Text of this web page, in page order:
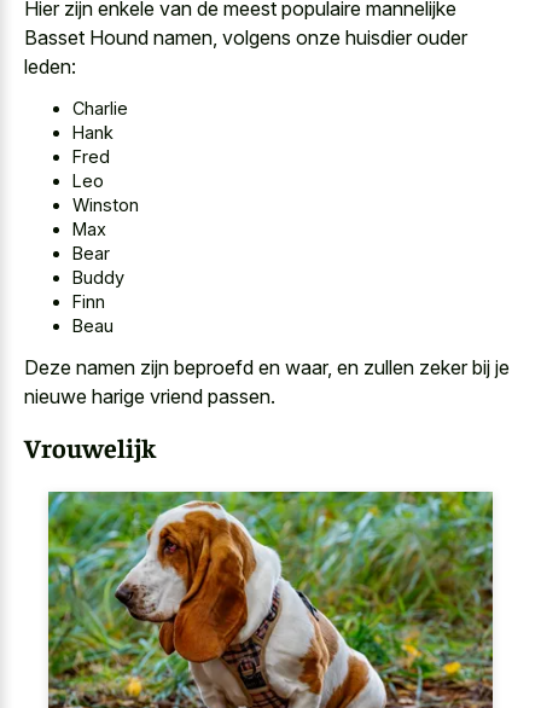
Hier zijn enkele van de meest populaire mannelijke
Basset Hound namen, volgens onze huisdier ouder
leden:
Charlie
Hank
Fred
Leo
Winston
Max
Bear
Buddy
Finn
Beau
Deze namen zijn beproefd en waar, en zullen zeker bij je
nieuwe harige vriend passen.
Vrouwelijk